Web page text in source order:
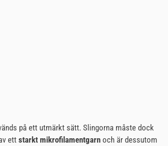
på ett utmärkt sätt. Slingorna måste dock
ett starkt mikrofilamentgarn och är dessutom